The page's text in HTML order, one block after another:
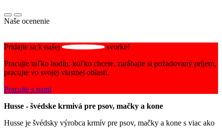
Naše ocenenie
Pridajte sa k našej
svorke!
Pracujte toľko hodín, koľko chcete, zarábajte si požadovaný príjem,
pracujte vo svojej vlastnej oblasti.
Pracujte s nami
Husse - švédske krmivá pre psov, mačky a kone
Husse je švédsky výrobca krmív pre psov, mačky a kone s viac ako